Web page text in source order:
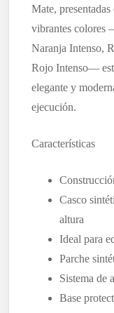
Mate,
vibrantes colores
Naranja Intenso,
Rojo Intenso—
elegante y
ejecución.
Características
Casco
altura
Ideal para
Parche
Sistema de
Base